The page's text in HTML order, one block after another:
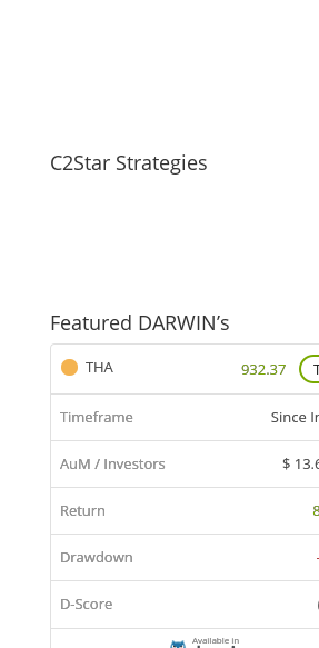
C2Star Strategies
Featured DARWIN’s